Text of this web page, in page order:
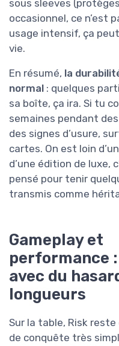
sous sleeves
occasionnel, ce n’est
usage intensif, ça
vie.
En résumé, la
normal : quelques
sa boîte, ça ira. Si tu
semaines pendant
des signes d’usure,
cartes. On est loin
d’une édition de luxe,
pensé pour tenir
transmis comme
Gameplay et
performance
avec du
longueurs
Sur la table, Risk
de conquête très